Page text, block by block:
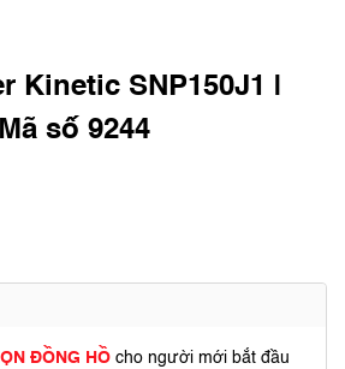
Kinetic SNP150J1 |
số 9244
ĐỒNG HỒ cho người mới bắt đầu